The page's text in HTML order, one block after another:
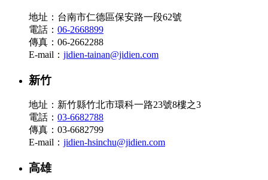
地址：台南市仁德區保安路一段62號
電話： 06-2668899
傳真：06-2662288
E-mail： jidien-tainan@jidien.com
新竹
地址：新竹縣竹北市環科一路23號8樓之3
電話： 03-6682788
傳真：03-6682799
E-mail： jidien-hsinchu@jidien.com
高雄